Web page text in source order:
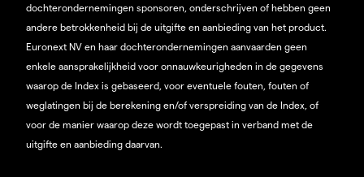
dochterondernemingen sponsoren, onderschrijven of hebben geen
andere betrokkenheid bij de uitgifte en aanbieding van het product.
Euronext NV en haar dochterondernemingen aanvaarden geen
enkele aansprakelijkheid voor onnauwkeurigheden in de gegevens
waarop de Index is gebaseerd, voor eventuele fouten, fouten of
weglatingen bij de berekening en/of verspreiding van de Index, of
voor de manier waarop deze wordt toegepast in verband met de
uitgifte en aanbieding daarvan.